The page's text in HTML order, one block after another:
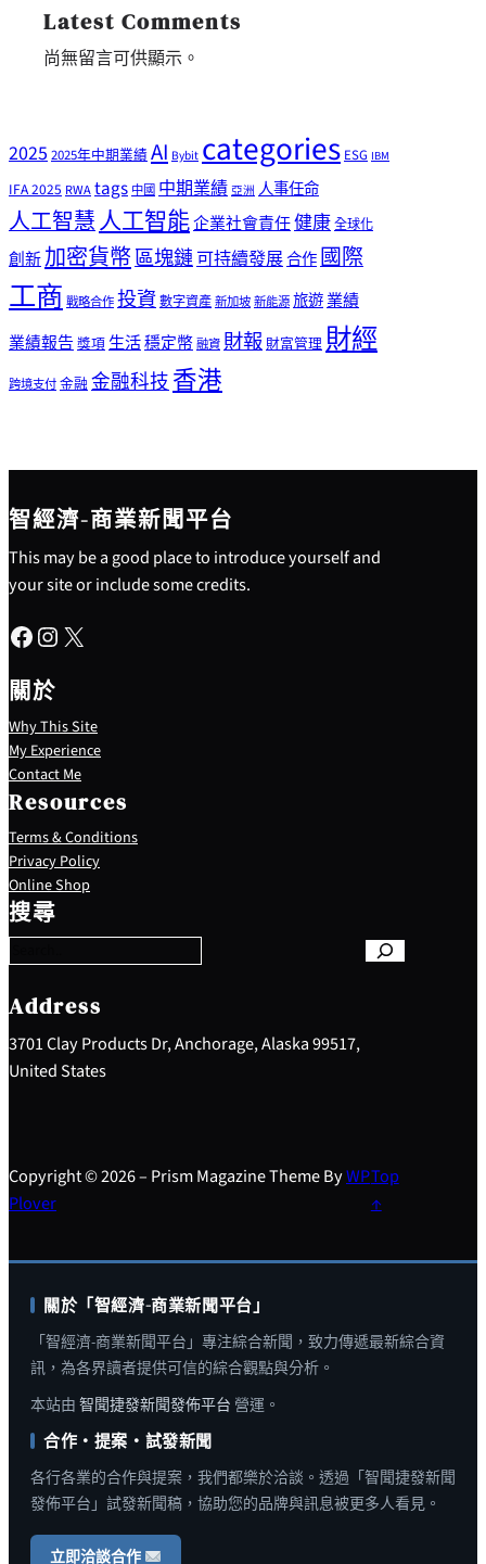
Latest Comments
尚無留言可供顯示。
2025 2025年中期業績AI Bybitcategories ESG IBM
IFA 2025 RWAtags 中國 中期業績 亞洲 人事任命
人工智慧人工智能企業社會責任健康全球化
創新加密貨幣區塊鏈可持續發展合作國際
工商 戰略合作投資數字資產新加坡新能源旅遊業績
業績報告 獎項生活穩定幣融資 財報 財富管理 財經
跨境支付金融 金融科技 香港
智經濟-商業新聞平台
This may be a good place to introduce yourself and
your site or include some credits.
Facebook Instagram X
關於
Why This Site
My Experience
Contact Me
Resources
Terms & Conditions
Privacy Policy
Online Shop
搜尋
S
e
a
c
h
Address
3701 Clay Products Dr, Anchorage, Alaska 99517,
United States
Copyright © 2026 – Prism Magazine Theme ByWP
Plover
Top
↑
關於「智經濟-商業新聞平台」
「智經濟-商業新聞平台」專注綜合新聞，致力傳遞最新綜合資
訊，為各界讀者提供可信的綜合觀點與分析。
本站由 智聞捷發新聞發佈平台 營運。
合作・提案・試發新聞
各行各業的合作與提案，我們都樂於洽談。透過「智聞捷發新聞
發佈平台」試發新聞稿，協助您的品牌與訊息被更多人看見。
立即洽談合作